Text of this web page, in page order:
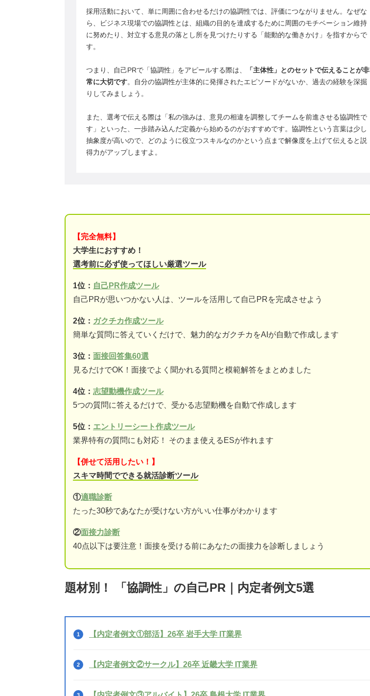
採用活動において、単に周囲に合わせるだけの協調性では、評価につながりません。なぜな
ら、ビジネス現場での協調性とは、組織の目的を達成するために周囲のモチベーション維持
に努めたり、対立する意見の落とし所を見つけたりする「能動的な働きかけ」を指すからで
す。
つまり、自己PRで「協調性」をアピールする際は、
「主体性」とのセットで伝えることが非
常に大切です。自分の協調性が主体的に発揮されたエピソードがないか、過去の経験を深掘
りしてみましょう。
また、選考で伝える際は「私の強みは、意見の相違を調整してチームを前進させる協調性で
す」といった、一歩踏み込んだ定義から始めるのがおすすめです。協調性という言葉は少し
抽象度が高いので、どのように役立つスキルなのかという点まで解像度を上げて伝えると説
得力がアップしますよ。
【完全無料】
大学生におすすめ！
選考前に必ず使ってほしい厳選ツール
1位： 自己PR作成ツール
自己PRが思いつかない人は、ツールを活用して自己PRを完成させよう
2位： ガクチカ作成ツール
簡単な質問に答えていくだけで、魅力的なガクチカをAIが自動で作成します
3位： 面接回答集60選
見るだけでOK！面接でよく聞かれる質問と模範解答をまとめました
4位： 志望動機作成ツール
5つの質問に答えるだけで、受かる志望動機を自動で作成します
5位： エントリーシート作成ツール
業界特有の質問にも対応！ そのまま使えるESが作れます
【併せて活用したい！】
スキマ時間でできる就活診断ツール
①適職診断
たった30秒であなたが受けない方がいい仕事がわかります
②面接力診断
40点以下は要注意！面接を受ける前にあなたの面接力を診断しましょう
題材別！ 「協調性」の自己PR｜内定者例文5選
【内定者例文①部活】26卒 岩手大学 IT業界
【内定者例文②サークル】26卒 近畿大学 IT業界